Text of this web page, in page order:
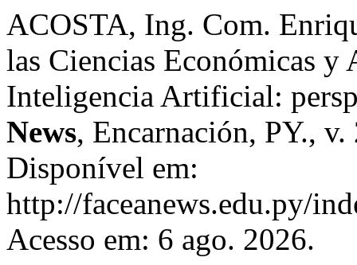
ACOSTA, Ing. Com.
las Ciencias Económicas y
Inteligencia Artificial:
News, Encarnación, PY.,
Disponível em:
http://faceanews.edu.py/
Acesso em: 6 ago. 2026.